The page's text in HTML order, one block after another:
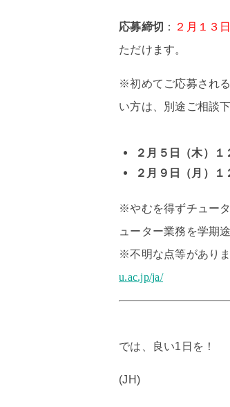
応募締切 ： ２月１３日
ただけます。
※初めてご応募され
い方は、別途ご相談下
２ 月５日（木）１
２ 月９日（月）１
※やむを得ずチュー
ューター業務を学期
※不明な点等があり
u.ac.jp/ja/
では、良い1日を！
(JH)